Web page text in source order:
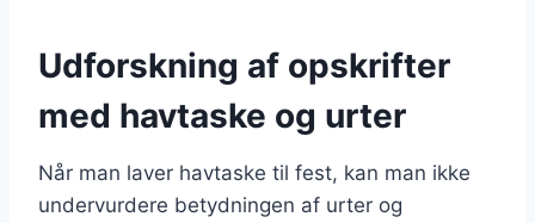
Udforskning af opskrifter
med havtaske og urter
Når man laver havtaske til fest, kan man ikke
undervurdere betydningen af urter og